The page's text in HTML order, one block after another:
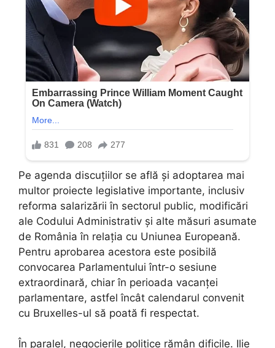
Pe agenda discuțiilor se află și adoptarea mai
multor proiecte legislative importante, inclusiv
reforma salarizării în sectorul public, modificări
ale Codului Administrativ și alte măsuri asumate
de România în relația cu Uniunea Europeană.
Pentru aprobarea acestora este posibilă
convocarea Parlamentului într-o sesiune
extraordinară, chiar în perioada vacanței
parlamentare, astfel încât calendarul convenit
cu Bruxelles-ul să poată fi respectat.
În paralel, negocierile politice rămân dificile. Ilie